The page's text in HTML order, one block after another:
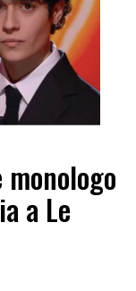
a Le